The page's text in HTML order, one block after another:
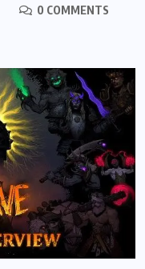
0 COMMENTS